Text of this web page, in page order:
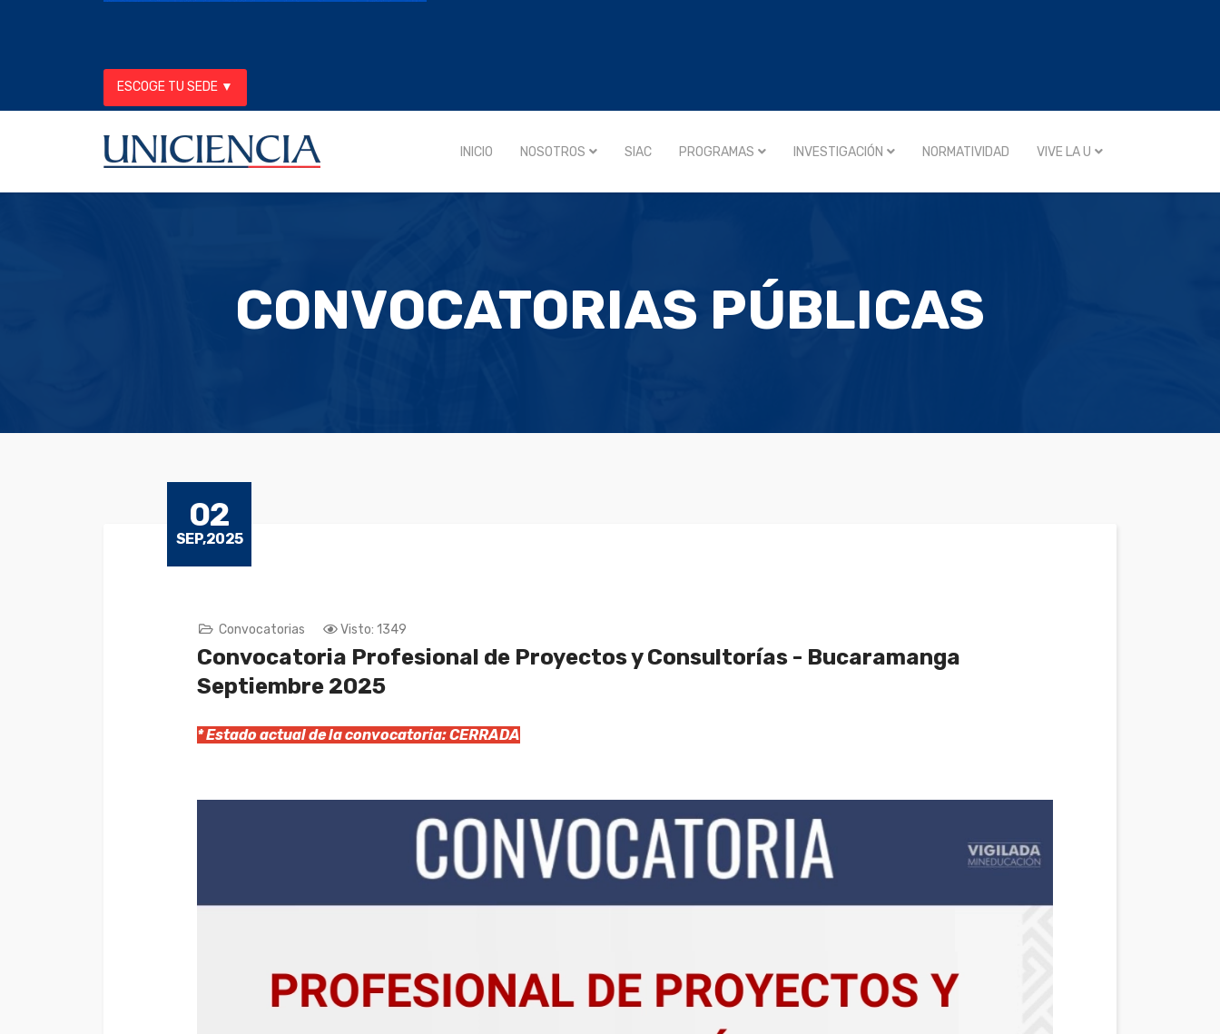
ESCOGE TU SEDE ▼
INICIO NOSOTROS SIAC PROGRAMAS INVESTIGACIÓN NORMATIVIDAD VIVE LA U
CONVOCATORIAS PÚBLICAS
02
SEP,2025
Convocatorias Visto: 1349
Convocatoria Profesional de Proyectos y Consultorías - Bucaramanga
Septiembre 2025
* Estado actual de la convocatoria: CERRADA